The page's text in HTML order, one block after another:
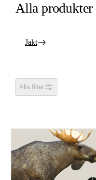
Alla produkter
Jakt
Alla filter